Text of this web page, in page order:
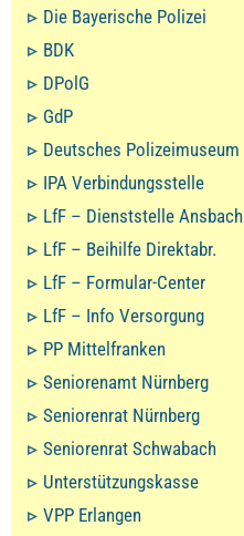
Die Bayerische Polizei
BDK
DPolG
GdP
Deutsches Polizeimuseum
IPA Verbindungsstelle
LfF – Dienststelle Ansbach
LfF – Beihilfe Direktabr.
LfF – Formular-Center
LfF – Info Versorgung
PP Mittelfranken
Seniorenamt Nürnberg
Seniorenrat Nürnberg
Seniorenrat Schwabach
Unterstützungskasse
VPP Erlangen